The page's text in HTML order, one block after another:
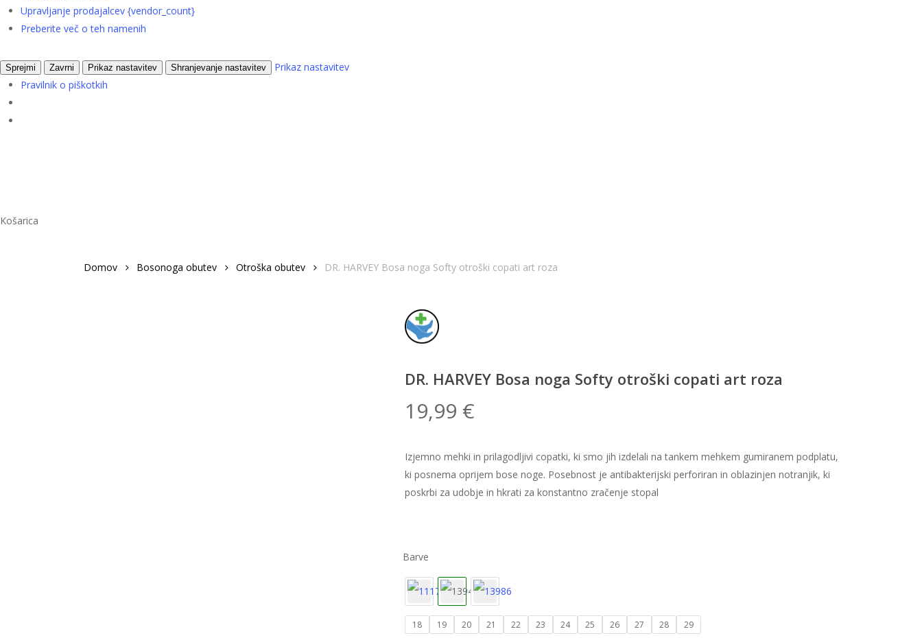
Upravljanje prodajalcev {vendor_count}
Preberite več o teh namenih
Sprejmi Zavrni Prikaz nastavitev Shranjevanje nastavitev
Prikaz nastavitev
Pravilnik o piškotkih
Košarica
Domov Bosonoga obutev Otroška obutev DR. HARVEY Bosa noga Softy otroški copati art roza
DR. HARVEY Bosa noga Softy otroški copati art roza
19,99 €
Izjemno mehki in prilagodljivi copatki, ki smo jih izdelali na tankem mehkem gumiranem podplatu,
ki posnema oprijem bose noge. Posebnost je antibakterijski perforiran in oblazinjen notranjik, ki
poskrbi za udobje in hkrati za konstantno zračenje stopal
18 19 20 21 22 23 24 25 26 27 28 29